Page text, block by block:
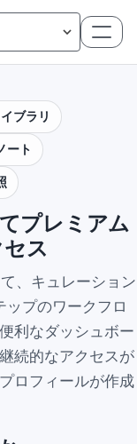
ブラリ
ート
プレミアム
ス
、キュレーション
ップのワークフロ
利なダッシュボー
続的なアクセスが
ロフィールが作成